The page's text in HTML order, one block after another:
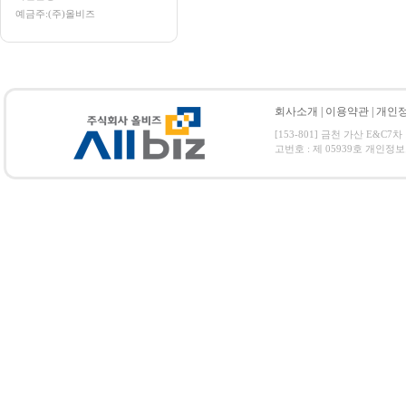
예금주:(주)올비즈
회사소개 이용약관 |개인
[153-801] 금천 가산 E&C7차
고번호 : 제 05939호 개인정